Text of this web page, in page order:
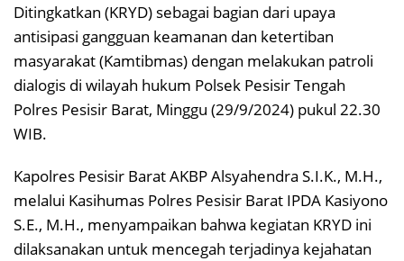
Ditingkatkan (KRYD) sebagai bagian dari upaya
antisipasi gangguan keamanan dan ketertiban
masyarakat (Kamtibmas) dengan melakukan patroli
dialogis di wilayah hukum Polsek Pesisir Tengah
Polres Pesisir Barat, Minggu (29/9/2024) pukul 22.30
WIB.
Kapolres Pesisir Barat AKBP Alsyahendra S.I.K., M.H.,
melalui Kasihumas Polres Pesisir Barat IPDA Kasiyono
S.E., M.H., menyampaikan bahwa kegiatan KRYD ini
dilaksanakan untuk mencegah terjadinya kejahatan